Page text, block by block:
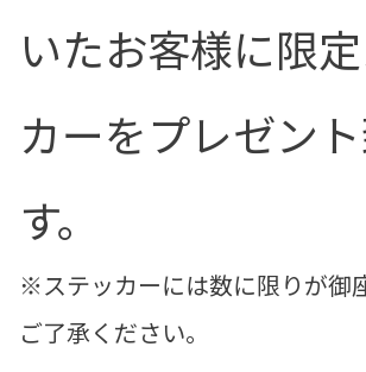
いたお客様に限
カーをプレゼン
す。
※ステッカーには数に限りが御
ご了承ください。